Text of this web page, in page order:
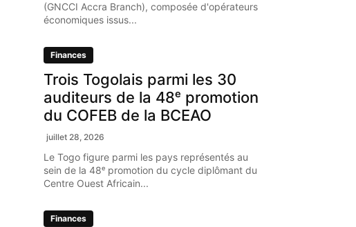
(GNCCI Accra Branch), composée d'opérateurs
économiques issus...
Finances
Trois Togolais parmi les 30
auditeurs de la 48ᵉ promotion
du COFEB de la BCEAO
juillet 28, 2026
Le Togo figure parmi les pays représentés au
sein de la 48ᵉ promotion du cycle diplômant du
Centre Ouest Africain...
Finances